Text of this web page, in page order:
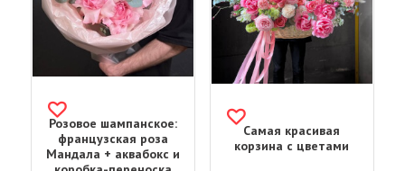
Розовое шампанское:
французская роза
Мандала + аквабокс и
Самая красивая
корзина с цветами